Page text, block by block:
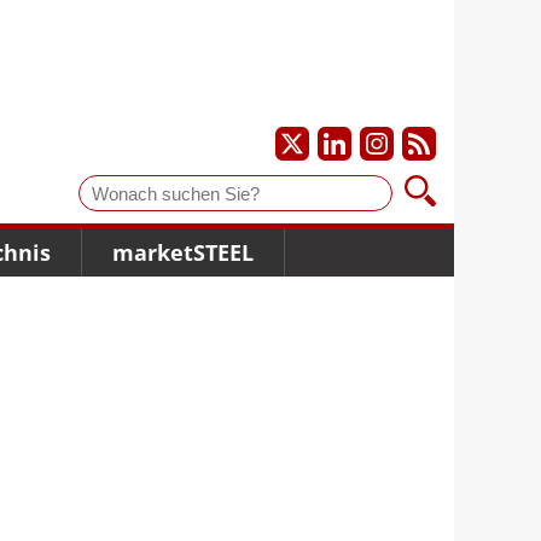
Suche
marketSTEEL